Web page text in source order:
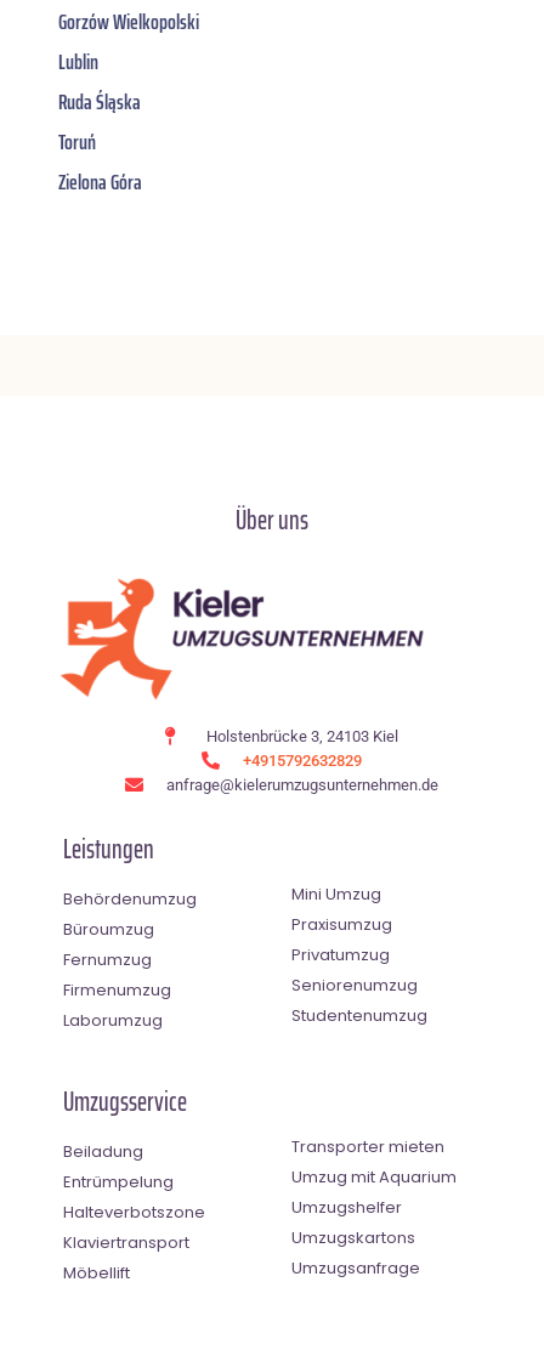
Gorzów Wielkopolski
Lublin
Ruda Śląska
Toruń
Zielona Góra
Über uns
Holstenbrücke 3, 24103 Kiel
+4915792632829
anfrage@kielerumzugsunternehmen.de
Leistungen
Behördenumzug
Büroumzug
Fernumzug
Firmenumzug
Laborumzug
Mini Umzug
Praxisumzug
Privatumzug
Seniorenumzug
Studentenumzug
Umzugsservice
Beiladung
Entrümpelung
Halteverbotszone
Klaviertransport
Möbellift
Transporter mieten
Umzug mit Aquarium
Umzugshelfer
Umzugskartons
Umzugsanfrage